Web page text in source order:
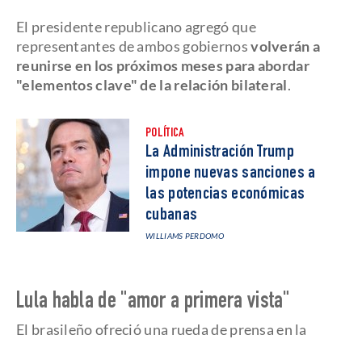
El presidente republicano agregó que
representantes de ambos gobiernosvolverán a
reunirse en los próximos meses para abordar
"elementos clave" de la relación bilateral.
POLÍTICA
La Administración Trump
impone nuevas sanciones a
las potencias económicas
cubanas
WILLIAMS PERDOMO
Lula habla de "amor a primera vista"
El brasileño ofreció una rueda de prensa en la